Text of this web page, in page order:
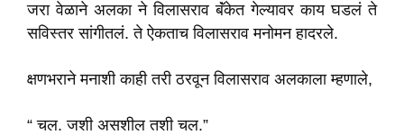
जरा वेळाने अलका ने विलासराव बॅंकेत गेल्यावर काय घडलं ते
सविस्तर सांगीतलं. ते ऐकताच विलासराव मनोमन हादरले.
क्षणभराने मनाशी काही तरी ठरवून विलासराव अलकाला म्हणाले,
“ चल. जशी असशील तशी चल.”